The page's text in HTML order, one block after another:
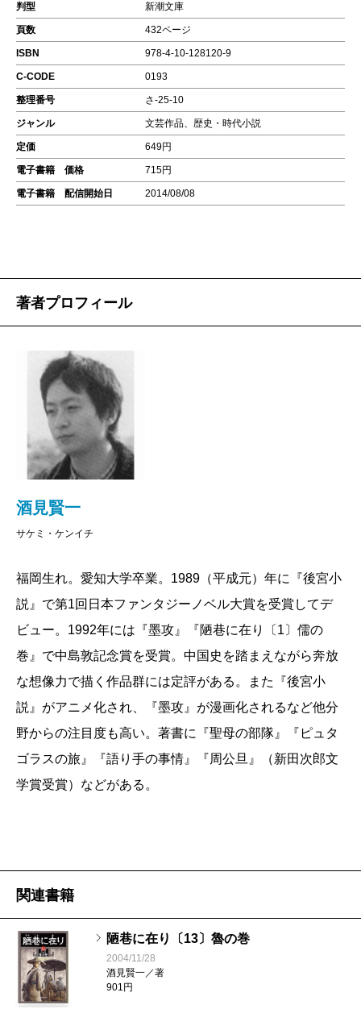
判型 新潮文庫
頁数 432ページ
ISBN 978-4-10-128120-9
C-CODE 0193
整理番号 さ-25-10
ジャンル 文芸作品、歴史・時代小説
定価 649円
電子書籍 価格 715円
電子書籍 配信開始日 2014/08/08
著者プロフィール
酒見賢一
サケミ・ケンイチ
福岡生れ。愛知大学卒業。1989（平成元）年に『後宮小
説』で第1回日本ファンタジーノベル大賞を受賞してデ
ビュー。1992年には『墨攻』『陋巷に在り〔1〕儒の
巻』で中島敦記念賞を受賞。中国史を踏まえながら奔放
な想像力で描く作品群には定評がある。また『後宮小
説』がアニメ化され、『墨攻』が漫画化されるなど他分
野からの注目度も高い。著書に『聖母の部隊』『ピュタ
ゴラスの旅』『語り手の事情』『周公旦』（新田次郎文
学賞受賞）などがある。
関連書籍
陋巷に在り〔13〕魯の巻
2004/11/28
酒見賢一／著
901円